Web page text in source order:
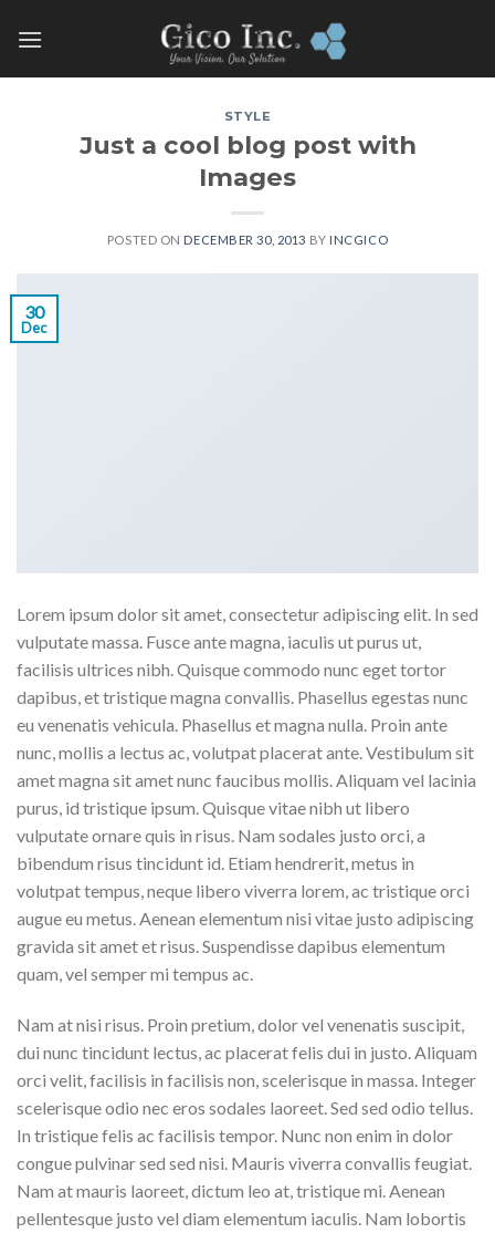
STYLE
Just a cool blog post with
Images
POSTED ON DECEMBER 30, 2013 BY INCGICO
30
Dec
Lorem ipsum dolor sit amet, consectetur adipiscing elit. In sed
vulputate massa. Fusce ante magna, iaculis ut purus ut,
facilisis ultrices nibh. Quisque commodo nunc eget tortor
dapibus, et tristique magna convallis. Phasellus egestas nunc
eu venenatis vehicula. Phasellus et magna nulla. Proin ante
nunc, mollis a lectus ac, volutpat placerat ante. Vestibulum sit
amet magna sit amet nunc faucibus mollis. Aliquam vel lacinia
purus, id tristique ipsum. Quisque vitae nibh ut libero
vulputate ornare quis in risus. Nam sodales justo orci, a
bibendum risus tincidunt id. Etiam hendrerit, metus in
volutpat tempus, neque libero viverra lorem, ac tristique orci
augue eu metus. Aenean elementum nisi vitae justo adipiscing
gravida sit amet et risus. Suspendisse dapibus elementum
quam, vel semper mi tempus ac.
Nam at nisi risus. Proin pretium, dolor vel venenatis suscipit,
dui nunc tincidunt lectus, ac placerat felis dui in justo. Aliquam
orci velit, facilisis in facilisis non, scelerisque in massa. Integer
scelerisque odio nec eros sodales laoreet. Sed sed odio tellus.
In tristique felis ac facilisis tempor. Nunc non enim in dolor
congue pulvinar sed sed nisi. Mauris viverra convallis feugiat.
Nam at mauris laoreet, dictum leo at, tristique mi. Aenean
pellentesque justo vel diam elementum iaculis. Nam lobortis